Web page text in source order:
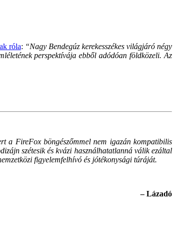
róla: “Nagy Bendegúz kerekesszékes világjáró négy
perspektívája ebből adódóan földközeli. Az
a FireFox böngészőmmel nem igazán kompatibilis
szétesik és kvázi használhatatlanná válik ezáltal
figyelemfelhívó és jótékonysági túráját.
– Lázadó